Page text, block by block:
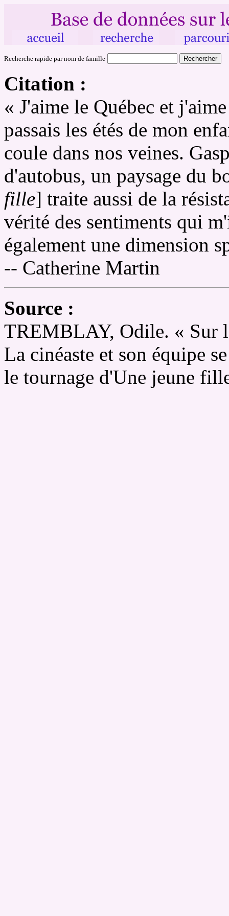
Recherche rapide par nom de famille
Citation :
« J'aime le Québec et
passais les étés de mon
coule dans nos veines.
d'autobus, un paysage du
fille] traite aussi de la
vérité des sentiments qui
également une dimension
-- Catherine Martin
Source :
TREMBLAY, Odile. « Sur
La cinéaste et son équipe
le tournage d'Une jeune